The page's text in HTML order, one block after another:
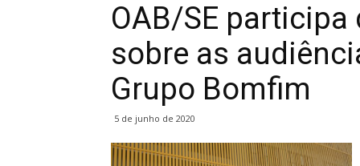
OAB/SE participa
sobre as
Grupo Bomfim
5 de junho de 2020